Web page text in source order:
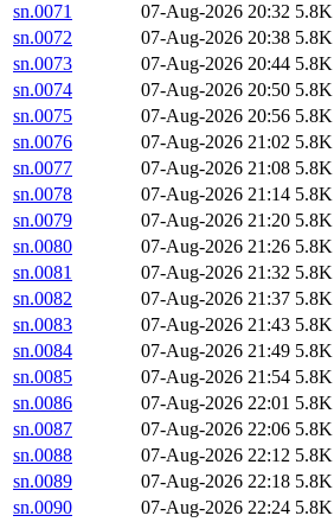
sn.0071
07-Aug-2026 20:32 5.8K
sn.0072
07-Aug-2026 20:38 5.8K
sn.0073
07-Aug-2026 20:44 5.8K
sn.0074
07-Aug-2026 20:50 5.8K
sn.0075
07-Aug-2026 20:56 5.8K
sn.0076
07-Aug-2026 21:02 5.8K
sn.0077
07-Aug-2026 21:08 5.8K
sn.0078
07-Aug-2026 21:14 5.8K
sn.0079
07-Aug-2026 21:20 5.8K
sn.0080
07-Aug-2026 21:26 5.8K
sn.0081
07-Aug-2026 21:32 5.8K
sn.0082
07-Aug-2026 21:37 5.8K
sn.0083
07-Aug-2026 21:43 5.8K
sn.0084
07-Aug-2026 21:49 5.8K
sn.0085
07-Aug-2026 21:54 5.8K
sn.0086
07-Aug-2026 22:01 5.8K
sn.0087
07-Aug-2026 22:06 5.8K
sn.0088
07-Aug-2026 22:12 5.8K
sn.0089
07-Aug-2026 22:18 5.8K
sn.0090
07-Aug-2026 22:24 5.8K